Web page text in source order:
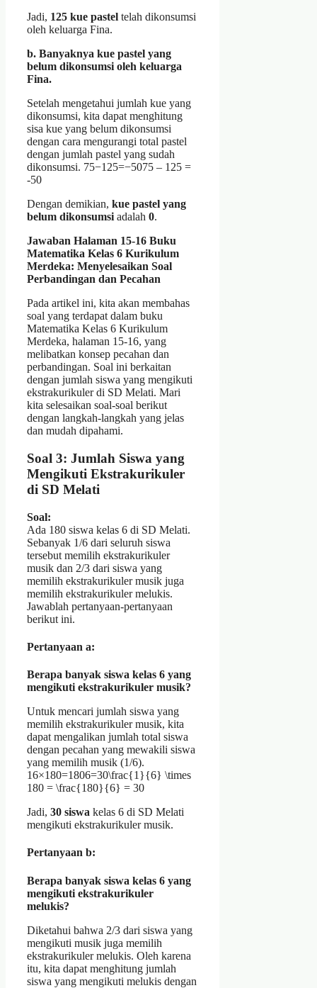
Jadi, 125 kue pastel telah dikonsumsi
oleh keluarga Fina.
b. Banyaknya kue pastel yang
belum dikonsumsi oleh keluarga
Fina.
Setelah mengetahui jumlah kue yang
dikonsumsi, kita dapat menghitung
sisa kue yang belum dikonsumsi
dengan cara mengurangi total pastel
dengan jumlah pastel yang sudah
dikonsumsi. 75−125=−5075 – 125 =
-50
Dengan demikian, kue pastel yang
belum dikonsumsi adalah 0.
Jawaban Halaman 15-16 Buku
Matematika Kelas 6 Kurikulum
Merdeka: Menyelesaikan Soal
Perbandingan dan Pecahan
Pada artikel ini, kita akan membahas
soal yang terdapat dalam buku
Matematika Kelas 6 Kurikulum
Merdeka, halaman 15-16, yang
melibatkan konsep pecahan dan
perbandingan. Soal ini berkaitan
dengan jumlah siswa yang mengikuti
ekstrakurikuler di SD Melati. Mari
kita selesaikan soal-soal berikut
dengan langkah-langkah yang jelas
dan mudah dipahami.
Soal 3: Jumlah Siswa yang
Mengikuti Ekstrakurikuler
di SD Melati
Soal:
Ada 180 siswa kelas 6 di SD Melati.
Sebanyak 1/6 dari seluruh siswa
tersebut memilih ekstrakurikuler
musik dan 2/3 dari siswa yang
memilih ekstrakurikuler musik juga
memilih ekstrakurikuler melukis.
Jawablah pertanyaan-pertanyaan
berikut ini.
Pertanyaan a:
Berapa banyak siswa kelas 6 yang
mengikuti ekstrakurikuler musik?
Untuk mencari jumlah siswa yang
memilih ekstrakurikuler musik, kita
dapat mengalikan jumlah total siswa
dengan pecahan yang mewakili siswa
yang memilih musik (1/6).
16×180=1806=30\frac{1}{6} \times
180 = \frac{180}{6} = 30
Jadi, 30 siswa kelas 6 di SD Melati
mengikuti ekstrakurikuler musik.
Pertanyaan b:
Berapa banyak siswa kelas 6 yang
mengikuti ekstrakurikuler
melukis?
Diketahui bahwa 2/3 dari siswa yang
mengikuti musik juga memilih
ekstrakurikuler melukis. Oleh karena
itu, kita dapat menghitung jumlah
siswa yang mengikuti melukis dengan